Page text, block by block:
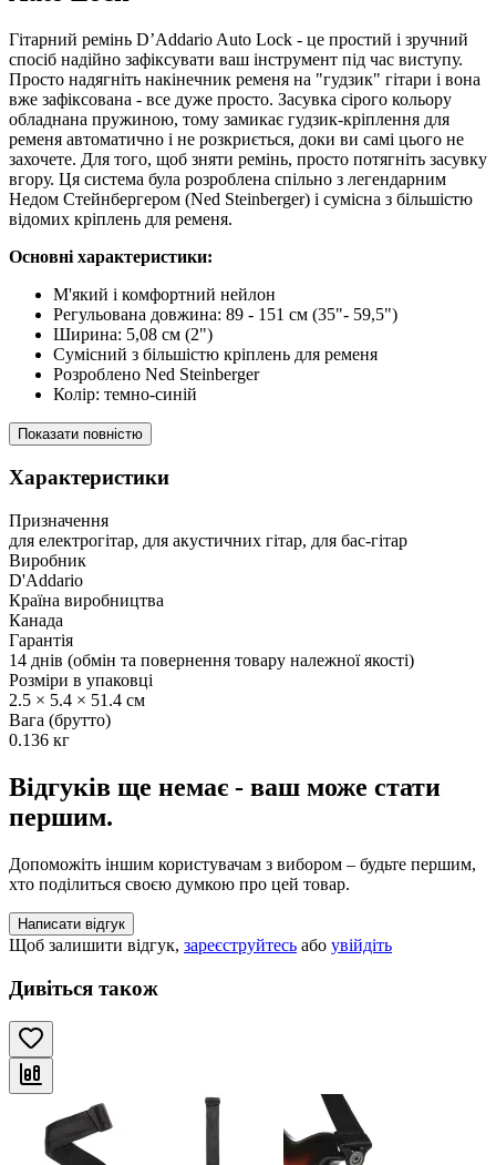
Гітарний ремінь D’Addario Auto Lock - це простий і зручний
спосіб надійно зафіксувати ваш інструмент під час виступу.
Просто надягніть накінечник ременя на "гудзик" гітари і вона
вже зафіксована - все дуже просто. Засувка сірого кольору
обладнана пружиною, тому замикає гудзик-кріплення для
ременя автоматично і не розкриється, доки ви самі цього не
захочете. Для того, щоб зняти ремінь, просто потягніть засувку
вгору. Ця система була розроблена спільно з легендарним
Недом Стейнбергером (Ned Steinberger) і сумісна з більшістю
відомих кріплень для ременя.
Основні характеристики:
М'який і комфортний нейлон
Регульована довжина: 89 - 151 см (35"- 59,5")
Ширина: 5,08 см (2")
Сумісний з більшістю кріплень для ременя
Розроблено Ned Steinberger
Колір: темно-синій
Показати повністю
Характеристики
Призначення
для електрогітар, для акустичних гітар, для бас-гітар
Виробник
D'Addario
Країна виробництва
Канада
Гарантія
14 днів (обмін та повернення товару належної якості)
Розміри в упаковці
2.5 × 5.4 × 51.4 см
Вага (брутто)
0.136 кг
Відгуків ще немає - ваш може стати
першим.
Допоможіть іншим користувачам з вибором – будьте першим,
хто поділиться своєю думкою про цей товар.
Написати відгук
Щоб залишити відгук, зареєструйтесь або увійдіть
Дивіться також